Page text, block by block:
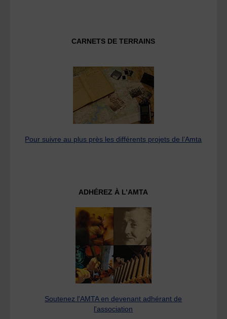
CARNETS DE TERRAINS
Pour suivre au plus près les différents projets de l’Amta
ADHÉREZ À L’AMTA
Soutenez l'AMTA en devenant adhérant de
l'association